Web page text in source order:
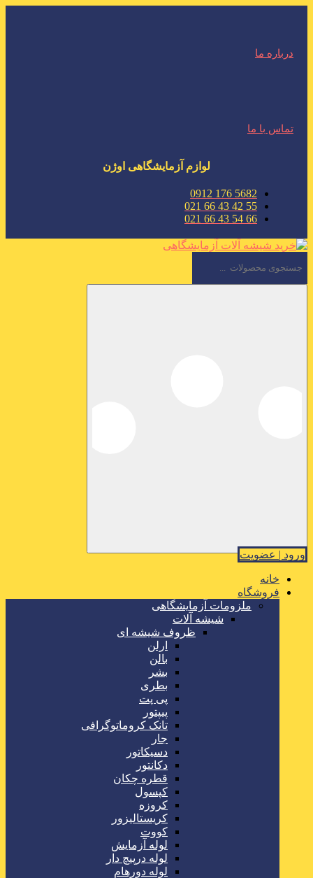
درباره ما
تماس با ما
لوازم آزمایشگاهی اوژن
5682 176 0912
55 42 43 66 021
66 54 43 66 021
ورود | عضویت
خانه
فروشگاه
ملزومات آزمایشگاهی
شیشه آلات
ظروف شیشه ای
ارلن
بالن
بشر
بطری
پی پت
پیپتور
تانک کروماتوگرافی
جار
دسیکاتور
دکانتور
قطره چکان
کپسول
کروزه
کریستالیزور
کووت
لوله آزمایش
لوله درپیچ دار
لوله دورهام